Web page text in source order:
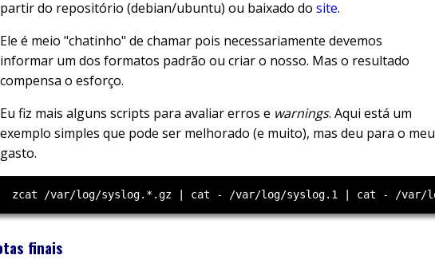
partir do repositório (debian/ubuntu) ou baixado do site.
Ele é meio "chatinho" de chamar pois necessariamente devemos
informar um dos formatos padrão ou criar o nosso. Mas o resultado
compensa o esforço.
Eu fiz mais alguns scripts para avaliar erros e warnings. Aqui está um
exemplo simples que pode ser melhorado (e muito), mas deu para o meu
gasto.
finais